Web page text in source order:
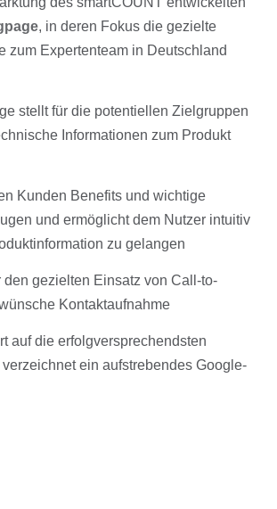
, in deren Fokus die gezielte
zum Expertenteam in Deutschland
stellt für die potentiellen Zielgruppen
Informationen zum Produkt
Kunden Benefits und wichtige
und ermöglicht dem Nutzer intuitiv
zu gelangen
den gezielten Einsatz von Call-to-
Kontaktaufnahme
auf die erfolgversprechendsten
ein aufstrebendes Google-